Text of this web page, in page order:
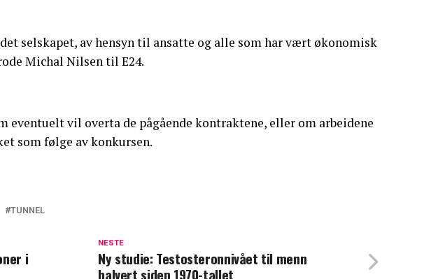
selskapet, av hensyn til ansatte og alle som har vært økonomisk
Michal Nilsen til E24.
eventuelt vil overta de pågående kontraktene, eller om arbeidene
som følge av konkursen.
TUNNEL
NESTE
Ny studie: Testosteronnivået til menn
halvert siden 1970-tallet
i